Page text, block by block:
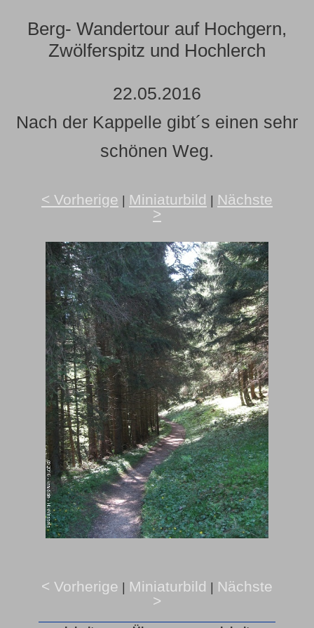
Berg- Wandertour auf Hochgern,
Zwölferspitz und Hochlerch
22.05.2016
Nach der Kappelle gibt´s einen sehr
schönen Weg.
< Vorherige Miniaturbild
Nächste
>
< Vorherige Miniaturbild
Nächste
>